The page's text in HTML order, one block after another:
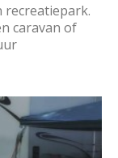
recreatiepark.
caravan of